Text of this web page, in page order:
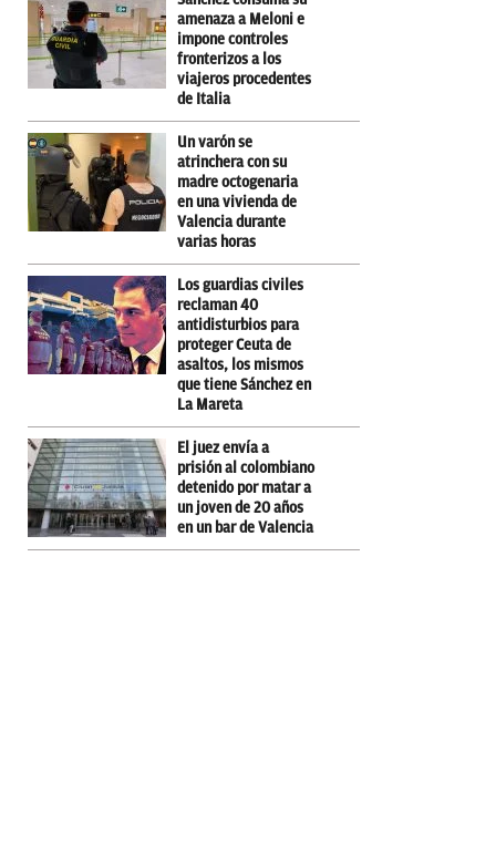
amenaza a Meloni e
impone controles
fronterizos a los
viajeros procedentes
de Italia
Un varón se
atrinchera con su
madre octogenaria
en una vivienda de
Valencia durante
varias horas
Los guardias civiles
reclaman 40
antidisturbios para
proteger Ceuta de
asaltos, los mismos
que tiene Sánchez en
La Mareta
El juez envía a
prisión al colombiano
detenido por matar a
un joven de 20 años
en un bar de Valencia